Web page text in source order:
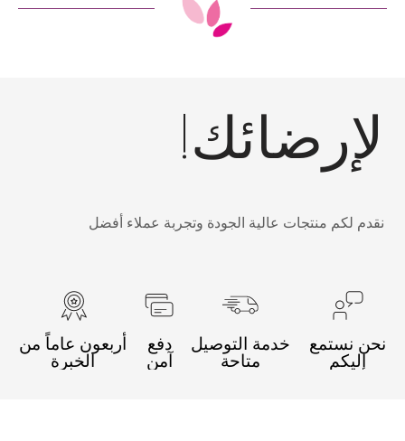
لكم منتجات عالية الجودة وتجربة عملاء أفضل
نستمع
إليكم
خدمة التوصيل
متاحة
دفع
آمن
أربعون عاماً من
الخبرة